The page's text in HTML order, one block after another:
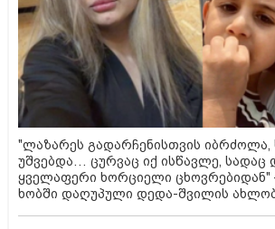
"ლაზარეს გადარჩენისთვის იბრძოლა,
უშვებდა… ცურვაც იქ ისწავლე, სადაც
ყველაფერი ხორციელი ცხოვრებიდან"
ხობში დაღუპული დედა-შვილის